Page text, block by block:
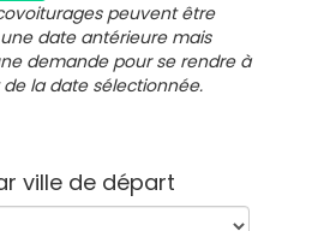
peuvent être
date antérieure mais
demande pour se rendre à
la date sélectionnée.
ville de départ